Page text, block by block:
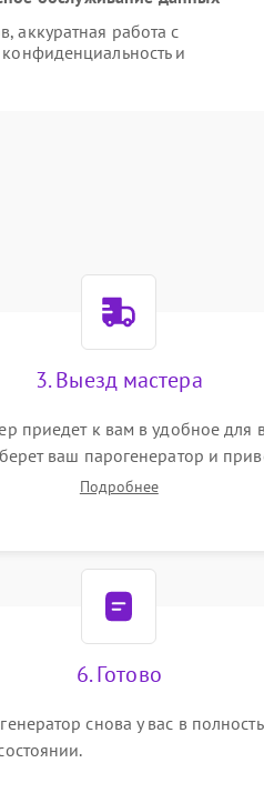
аккуратная работа с
и
3. Выезд мастера
приедет к вам в удобное для
ваш парогенератор и
диагностики.
Подробнее
6. Готово
снова у вас в